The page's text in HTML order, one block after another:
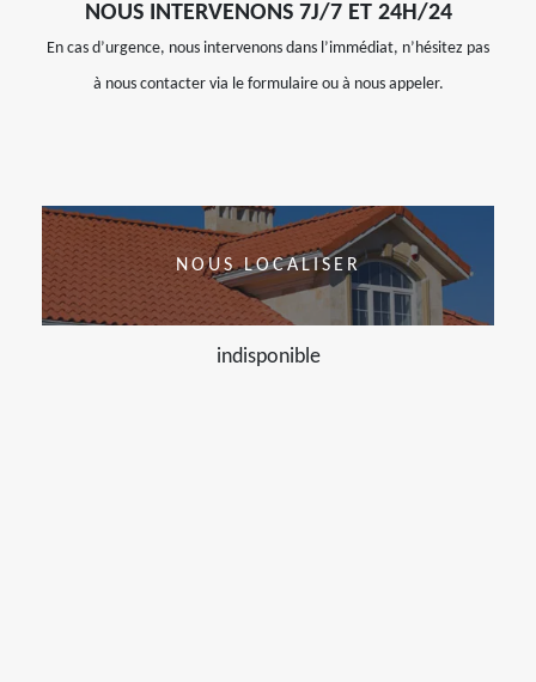
NOUS INTERVENONS 7J/7 ET 24H/24
En cas d’urgence, nous intervenons dans l’immédiat, n’hésitez pas
à nous contacter via le formulaire ou à nous appeler.
NOUS LOCALISER
indisponible